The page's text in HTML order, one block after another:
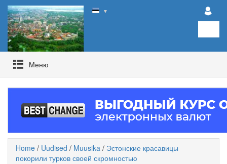
▼
Mеню
Home / Uudised / Muusika / Эстонские красавицы
покорили турков своей скромностью